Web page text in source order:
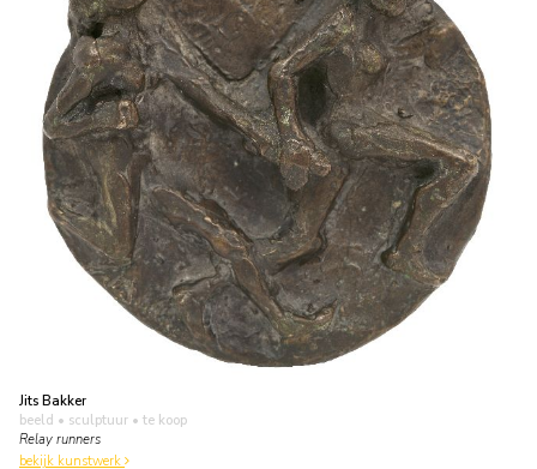
Jits Bakker
beeld • sculptuur • te koop
Relay runners
bekijk kunstwerk